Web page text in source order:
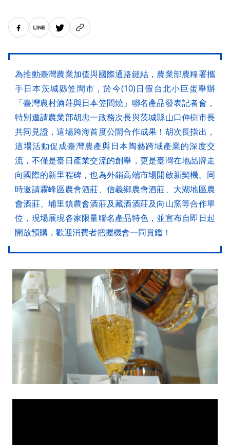
為推動臺灣農業加值與國際通路鏈結，農業部農糧署攜
手日本茨城縣笠間市，於今(10)日假台北小巨蛋舉辦
「臺灣農村酒莊與日本笠間燒」聯名產品發表記者會，
特別邀請農業部胡忠一政務次長與茨城縣山口伸樹市長
共同見證，這場跨海首度公開合作成果！胡次長指出，
這場活動促成臺灣農產與日本陶藝跨域產業的深度交
流，不僅是臺日產業交流的創舉，更是臺灣在地品牌走
向國際的新里程碑，也為外銷高端市場開啟新契機。同
時邀請霧峰區農會酒莊、信義鄉農會酒莊、大湖地區農
會酒莊、埔里鎮農會酒莊及藏酒酒莊及向山窯等合作單
位，現場展現各家限量聯名產品特色，並宣布自即日起
開放預購，歡迎消費者把握機會一同賞鑑！